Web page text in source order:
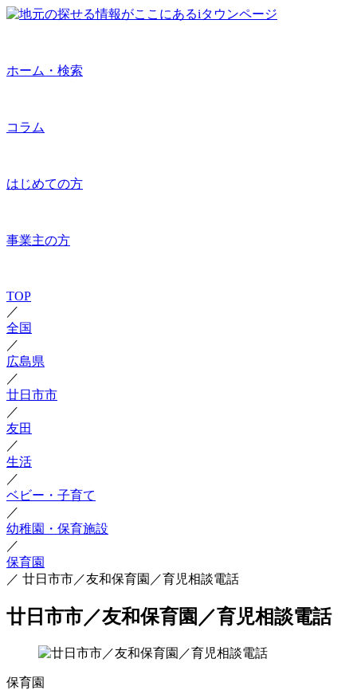
ホーム・検索
コラム
はじめての方
事業主の方
TOP
／
全国
／
広島県
／
廿日市市
／
友田
／
生活
／
ベビー・子育て
／
幼稚園・保育施設
／
保育園
／ 廿日市市／友和保育園／育児相談電話
廿日市市／友和保育園／育児相談電話
保育園